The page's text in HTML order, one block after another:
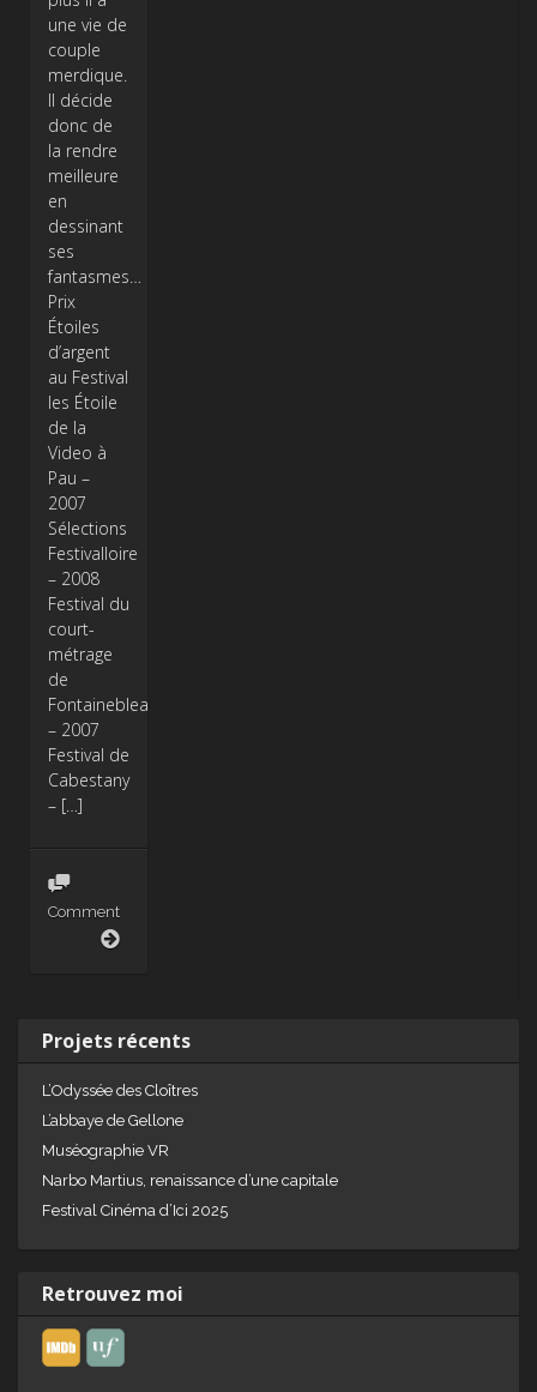
une vie de
couple
merdique.
Il décide
donc de
la rendre
meilleure
en
dessinant
ses
fantasmes…
Prix
Étoiles
d’argent
au Festival
les Étoile
de la
Video à
Pau –
2007
Sélections
Festivalloire
– 2008
Festival du
court-
métrage
de
Fontainebleau
– 2007
Festival de
Cabestany
– […]
Comment
Projets récents
L’Odyssée des Cloîtres
L’abbaye de Gellone
Muséographie VR
Narbo Martius, renaissance d’une capitale
Festival Cinéma d’Ici 2025
Retrouvez moi